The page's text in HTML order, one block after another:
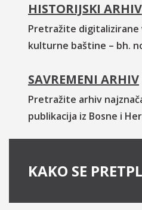
HISTORIJSKI ARHIV
Pretražite digitalizirane
kulturne baštine – bh.
SAVREMENI ARHIV
Pretražite arhiv
publikacija iz Bosne i
KAKO SE